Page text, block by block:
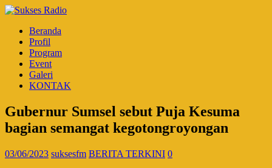
Beranda
Profil
Program
Event
Galeri
KONTAK
Gubernur Sumsel sebut Puja Kesuma
bagian semangat kegotongroyongan
03/06/2023 suksesfm BERITA TERKINI 0